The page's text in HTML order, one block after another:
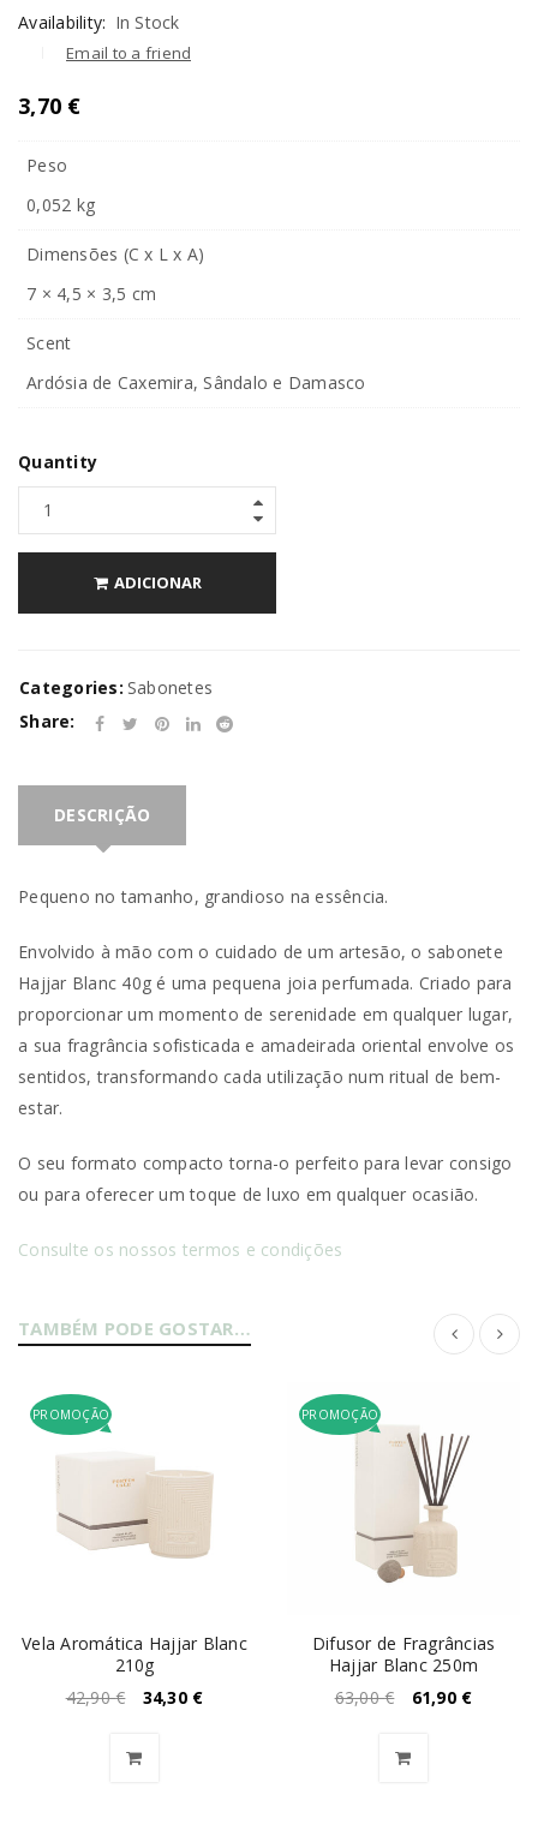
Availability: In Stock
Email to a friend
3,70 €
Peso
0,052 kg
Dimensões (C x L x A)
7 × 4,5 × 3,5 cm
Scent
Ardósia de Caxemira, Sândalo e Damasco
Quantity
ADICIONAR
Categories: Sabonetes
Share:
DESCRIÇÃO
Pequeno no tamanho, grandioso na essência.
Envolvido à mão com o cuidado de um artesão, o sabonete
Hajjar Blanc 40g é uma pequena joia perfumada. Criado para
proporcionar um momento de serenidade em qualquer lugar,
a sua fragrância sofisticada e amadeirada oriental envolve os
sentidos, transformando cada utilização num ritual de bem-
estar.
O seu formato compacto torna-o perfeito para levar consigo
ou para oferecer um toque de luxo em qualquer ocasião.
Consulte os nossos termos e condições
TAMBÉM PODE GOSTAR…
PROMOÇÃO
Vela Aromática Hajjar Blanc
210g
42,90€ 34,30 €
PROMOÇÃO
Difusor de Fragrâncias
Hajjar Blanc 250m
63,00€ 61,90 €